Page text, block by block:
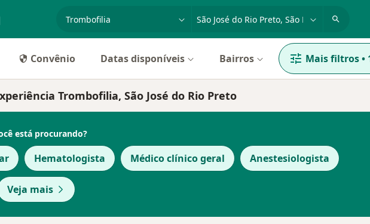
cidade ou região
Convênio Datas disponíveis Bairros Mais filtros•
Trombofilia, São José do Rio Preto
está procurando?
Hematologista Médico clínico geral Anestesiologista
Veja mais